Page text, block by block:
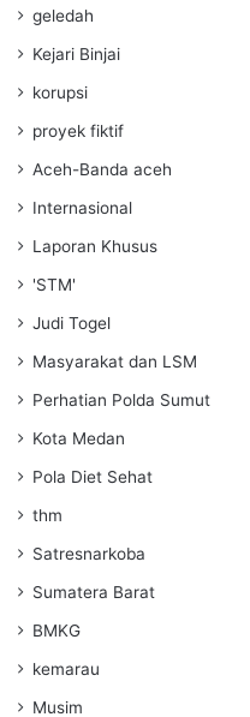
geledah
Kejari Binjai
korupsi
proyek fiktif
Aceh-Banda aceh
Internasional
Laporan Khusus
'STM'
Judi Togel
Masyarakat dan LSM
Perhatian Polda Sumut
Kota Medan
Pola Diet Sehat
thm
Satresnarkoba
Sumatera Barat
BMKG
kemarau
Musim